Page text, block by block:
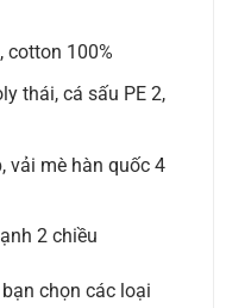
cotton 100%
thái, cá sấu PE 2,
vải mè hàn quốc 4
2 chiều
chọn các loại